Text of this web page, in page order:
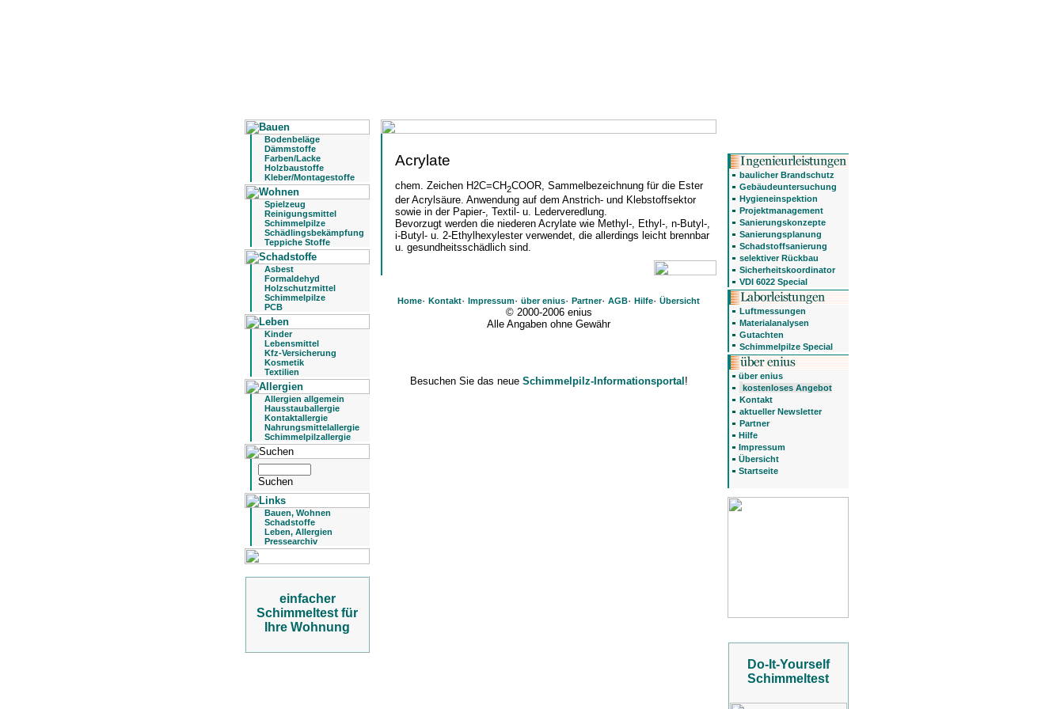
Bodenbeläge
Dämmstoffe
Farben/Lacke
Holzbaustoffe
Kleber/Montagestoffe
Spielzeug
Reinigungsmittel
Schimmelpilze
Schädlingsbekämpfung
Teppiche Stoffe
Asbest
Formaldehyd
Holzschutzmittel
Schimmelpilze
PCB
Kinder
Lebensmittel
Kfz-Versicherung
Kosmetik
Textilien
Allergien allgemein
Hausstauballergie
Kontaktallergie
Nahrungsmittelallergie
Schimmelpilzallergie
Bauen, Wohnen
Schadstoffe
Leben, Allergien
Pressearchiv
einfacher
Schimmeltest für
Ihre Wohnung
Acrylate
chem. Zeichen H2C=CH2COOR, Sammelbezeichnung für die Ester
der Acrylsäure. Anwendung auf dem Anstrich- und Klebstoffsektor
sowie in der Papier-, Textil- u. Lederveredlung.
Bevorzugt werden die niederen Acrylate wie Methyl-, Ethyl-, n-Butyl-,
i-Butyl- u. 2-Ethylhexylester verwendet, die allerdings leicht brennbar
u. gesundheitsschädlich sind.
Home· Kontakt· Impressum· über enius· Partner· AGB· Hilfe· Übersicht
© 2000-2006 enius
Alle Angaben ohne Gewähr
Besuchen Sie das neue Schimmelpilz-Informationsportal!
baulicher Brandschutz
Gebäudeuntersuchung
Hygieneinspektion
Projektmanagement
Sanierungskonzepte
Sanierungsplanung
Schadstoffsanierung
selektiver Rückbau
Sicherheitskoordinator
VDI 6022 Special
Luftmessungen
Materialanalysen
Gutachten
Schimmelpilze Special
über enius
kostenloses Angebot
Kontakt
aktueller Newsletter
Partner
Hilfe
Impressum
Übersicht
Startseite
Do-It-Yourself
Schimmeltest